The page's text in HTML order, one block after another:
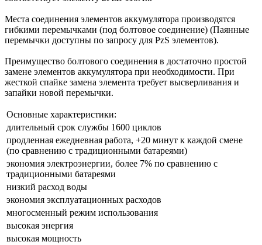
Места соединения элементов аккумулятора производятся
гибкими перемычками (под болтовое соединение) (Паянные
перемычки доступны по запросу для PzS элементов).
Преимущество болтового соединения в достаточно простой
замене элементов аккумулятора при необходимости. При
жесткой спайке замена элемента требует высверливания и
запайки новой перемычки.
Основные характеристики:
длительный срок службы 1600 циклов
продленная ежедневная работа, +20 минут к каждой смене
(по сравнению с традиционными батареями)
экономия электроэнергии, более 7% по сравнению с
традиционными батареями
низкий расход воды
экономия эксплуатационных расходов
многосменный режим использования
высокая энергия
высокая мощность